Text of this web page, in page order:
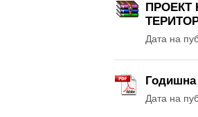
ПРОЕКТ
Дата на
Годишна
Дата на